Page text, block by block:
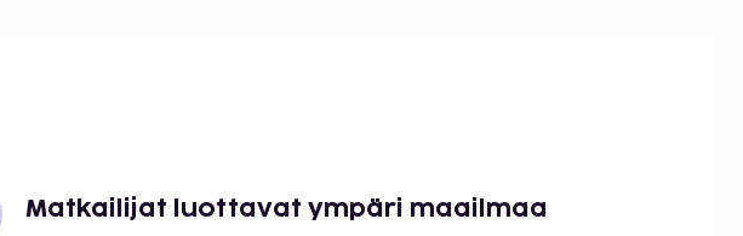
Matkailijat luottavat ympäri maailmaa